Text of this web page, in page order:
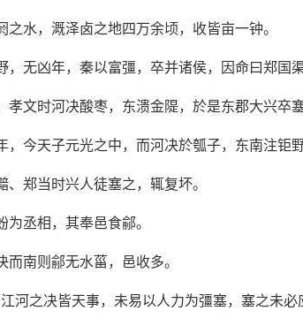
之水，溉泽卤之地四万余顷，收皆亩一钟。
，无凶年，秦以富彊，卒并诸侯，因命曰郑国渠
孝文时河决酸枣，东溃金隄，於是东郡大兴卒塞
，今天子元光之中，而河决於瓠子，东南注钜
、郑当时兴人徒塞之，辄复坏。
为丞相，其奉邑食鄃。
而南则鄃无水菑，邑收多。
河之决皆天事，未易以人力为彊塞，塞之未必